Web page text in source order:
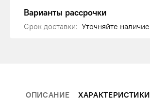
Варианты рассрочки
Срок доставки: Уточняйте наличие
ОПИСАНИЕ ХАРАКТЕРИСТИКИ